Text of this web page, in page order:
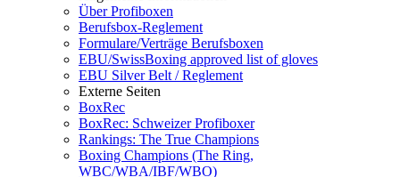
Über Profiboxen
Berufsbox-Reglement
Formulare/Verträge Berufsboxen
EBU/SwissBoxing approved list of gloves
EBU Silver Belt / Reglement
Externe Seiten
BoxRec
BoxRec: Schweizer Profiboxer
Rankings: The True Champions
Boxing Champions (The Ring,
WBC/WBA/IBF/WBO)